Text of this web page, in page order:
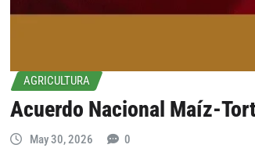
AGRICULTURA
Acuerdo Nacional Maíz-
May 30, 2026 0